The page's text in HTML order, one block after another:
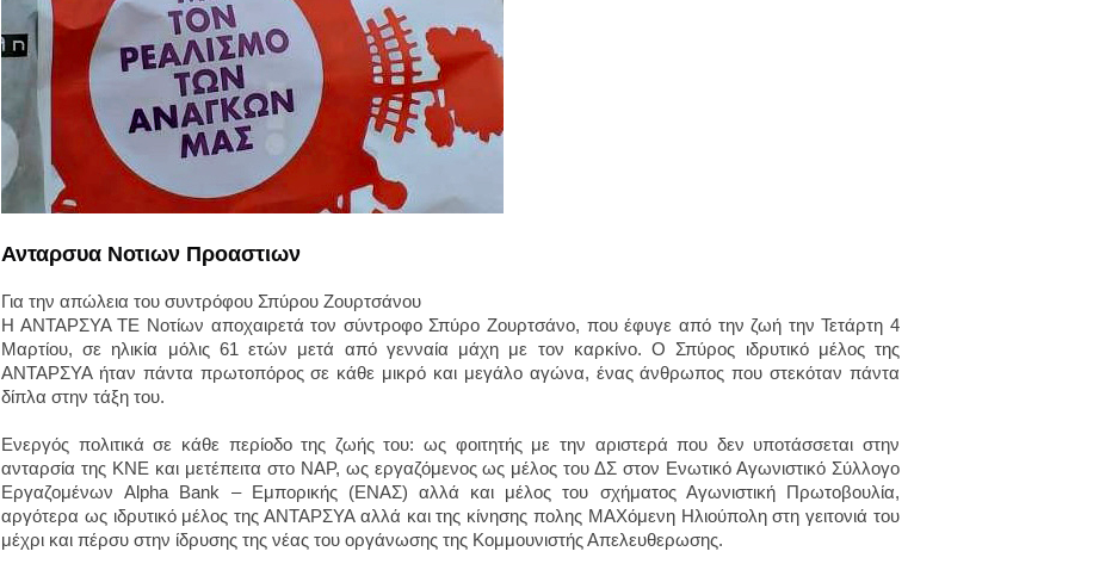
Ανταρσυα Νοτιων Προαστιων
Για την απώλεια του συντρόφου Σπύρου Ζουρτσάνου
Η ΑΝΤΑΡΣΥΑ ΤΕ Νοτίων αποχαιρετά τον σύντροφο Σπύρο Ζουρτσάνο, που έφυγε από την ζωή την Τετάρτη 4
Μαρτίου, σε ηλικία μόλις 61 ετών μετά από γενναία μάχη με τον καρκίνο. Ο Σπύρος ιδρυτικό μέλος της
ΑΝΤΑΡΣΥΑ ήταν πάντα πρωτοπόρος σε κάθε μικρό και μεγάλο αγώνα, ένας άνθρωπος που στεκόταν πάντα
δίπλα στην τάξη του.
Ενεργός πολιτικά σε κάθε περίοδο της ζωής του: ως φοιτητής με την αριστερά που δεν υποτάσσεται στην
ανταρσία της ΚΝΕ και μετέπειτα στο ΝΑΡ, ως εργαζόμενος ως μέλος του ΔΣ στον Ενωτικό Αγωνιστικό Σύλλογο
Εργαζομένων Alpha Bank – Εμπορικής (ΕΝΑΣ) αλλά και μέλος του σχήματος Αγωνιστική Πρωτοβουλία,
αργότερα ως ιδρυτικό μέλος της ΑΝΤΑΡΣΥΑ αλλά και της κίνησης πολης ΜΑΧόμενη Ηλιούπολη στη γειτονιά του
μέχρι και πέρσυ στην ίδρυσης της νέας του οργάνωσης της Κομμουνιστής Απελευθερωσης.